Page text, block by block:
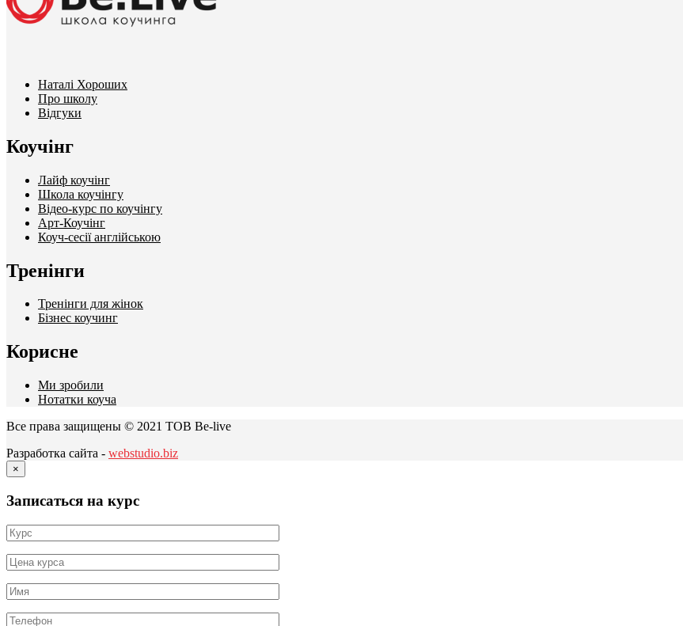
Наталі Хороших
Про школу
Відгуки
Коучінг
Лайф коучінг
Школа коучінгу
Відео-курс по коучінгу
Арт-Коучінг
Коуч-сесії англійською
Тренінги
Тренінги для жінок
Бізнес коучинг
Корисне
Ми зробили
Нотатки коуча
Все права защищены © 2021 ТОВ Be-live
Разработка сайта - webstudio.biz
×
Записаться на курс